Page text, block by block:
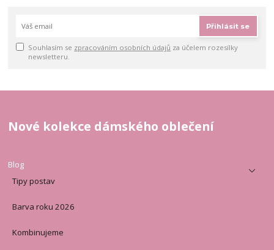
Přihlásit se
Souhlasím se zpracováním osobních údajů za účelem rozesílky
newsletteru.
Nové kolekce dámského oblečení
Blog
Tipy postav
Barva roku 2026
Kombinujeme